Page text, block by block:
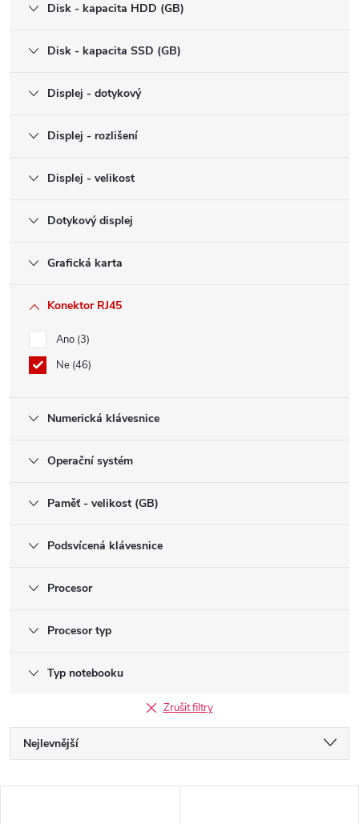
Disk - kapacita HDD (GB)
Disk - kapacita SSD (GB)
Displej - dotykový
Displej - rozlišení
Displej - velikost
Dotykový displej
Grafická karta
Konektor RJ45
Ano 3
Ne 46
Numerická klávesnice
Operační systém
Paměť - velikost (GB)
Podsvícená klávesnice
Procesor
Procesor typ
Typ notebooku
Zrušit filtry
Ř
a
Nejlevnější